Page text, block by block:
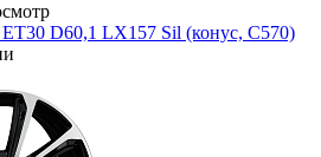
D60,1 LX157 Sil (конус, C570)